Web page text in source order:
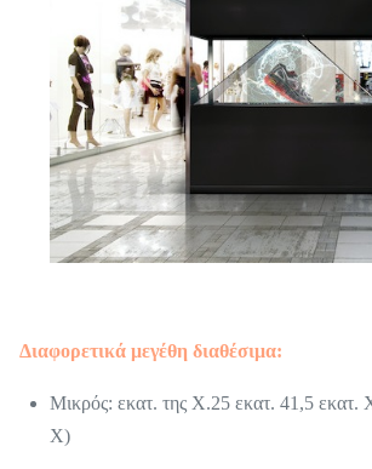
Διαφορετικά μεγέθη διαθέσιμα:
Μικρός: εκατ. της X.25 εκατ. 41,5
Χ)